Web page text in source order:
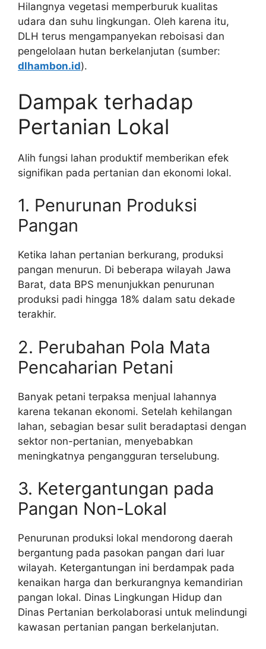
Hilangnya vegetasi memperburuk kualitas
udara dan suhu lingkungan. Oleh karena itu,
DLH terus mengampanyekan reboisasi dan
pengelolaan hutan berkelanjutan (sumber:
dlhambon.id).
Dampak terhadap
Pertanian Lokal
Alih fungsi lahan produktif memberikan efek
signifikan pada pertanian dan ekonomi lokal.
1. Penurunan Produksi
Pangan
Ketika lahan pertanian berkurang, produksi
pangan menurun. Di beberapa wilayah Jawa
Barat, data BPS menunjukkan penurunan
produksi padi hingga 18% dalam satu dekade
terakhir.
2. Perubahan Pola Mata
Pencaharian Petani
Banyak petani terpaksa menjual lahannya
karena tekanan ekonomi. Setelah kehilangan
lahan, sebagian besar sulit beradaptasi dengan
sektor non-pertanian, menyebabkan
meningkatnya pengangguran terselubung.
3. Ketergantungan pada
Pangan Non-Lokal
Penurunan produksi lokal mendorong daerah
bergantung pada pasokan pangan dari luar
wilayah. Ketergantungan ini berdampak pada
kenaikan harga dan berkurangnya kemandirian
pangan lokal. Dinas Lingkungan Hidup dan
Dinas Pertanian berkolaborasi untuk melindungi
kawasan pertanian pangan berkelanjutan.